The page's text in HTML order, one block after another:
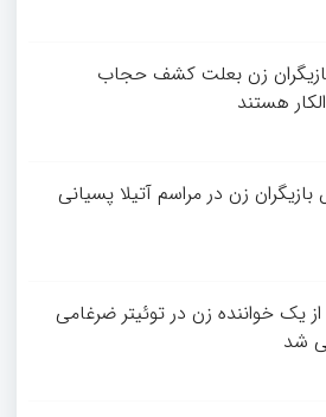
زن بعلت کشف حجاب
هستند
زن در مراسم آتیلا پسیانی
یک خواننده زن در توئیتر ضرغامی
شد